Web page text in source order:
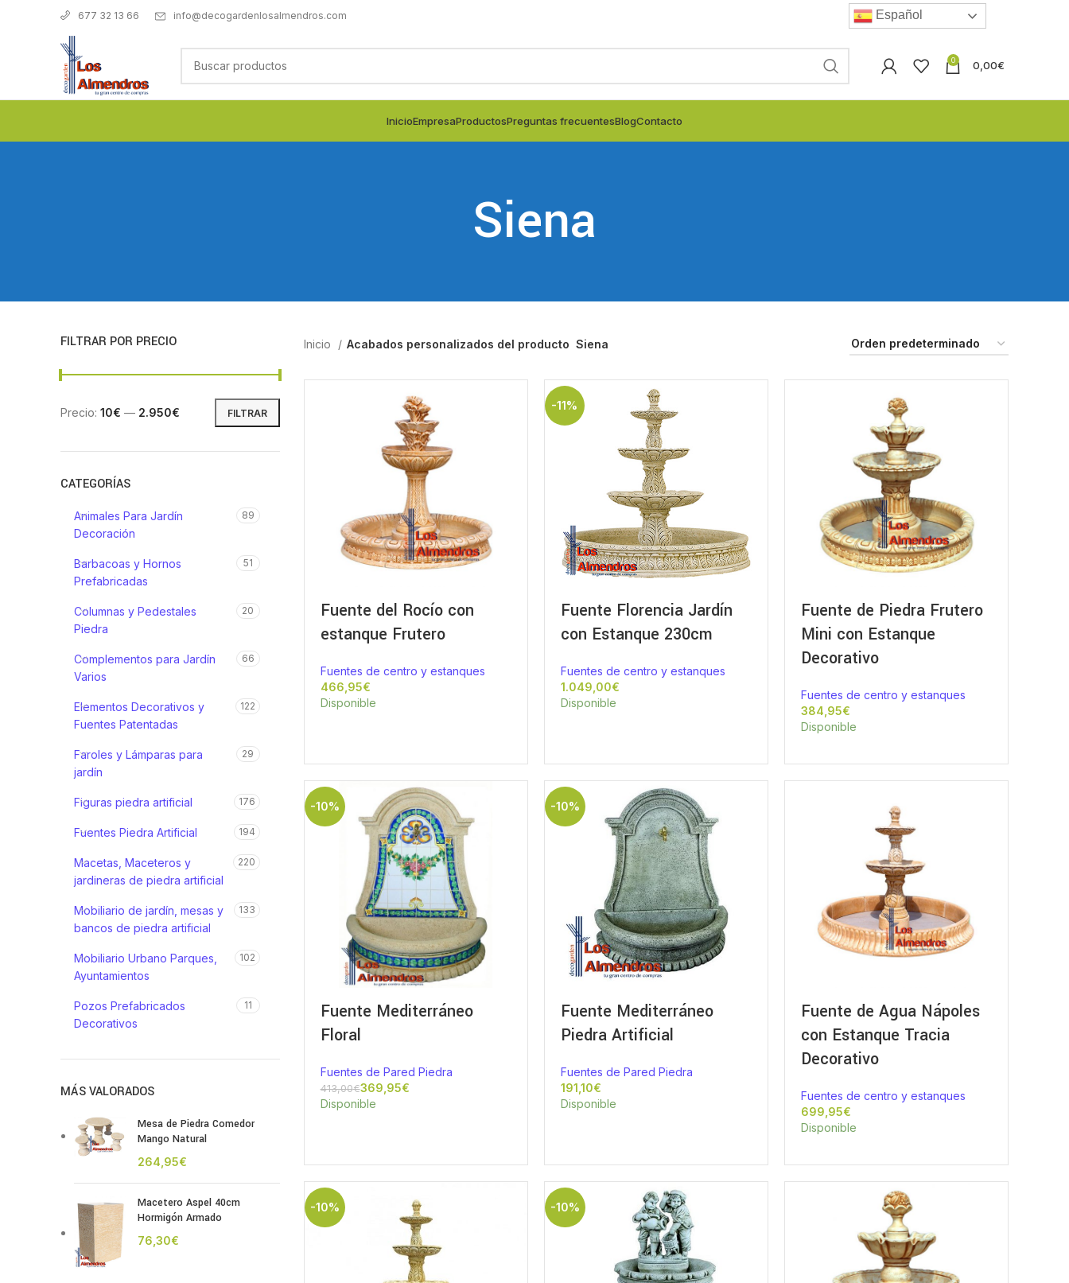
677 32 13 66 info@decogardenlosalmendros.com Español
0 0,00€
InicioEmpresaProductosPreguntas frecuentesBlogContacto
Siena
FILTRAR POR PRECIO
FILTRAR
Precio: 10€ — 2.950€
CATEGORÍAS
Animales Para Jardín
Decoración
89
Barbacoas y Hornos
Prefabricadas
51
Columnas y Pedestales
Piedra
20
Complementos para Jardín
Varios
66
Elementos Decorativos y
Fuentes Patentadas
122
Faroles y Lámparas para
jardín
29
Figuras piedra artificial 176
Fuentes Piedra Artificial 194
Macetas, Maceteros y
jardineras de piedra artificial
220
Mobiliario de jardín, mesas y
bancos de piedra artificial
133
Mobiliario Urbano Parques,
Ayuntamientos
102
Pozos Prefabricados
Decorativos
11
MÁS VALORADOS
Mesa de Piedra Comedor
Mango Natural
€
Macetero Aspel 40cm
Hormigón Armado
€
Inicio Acabados personalizados del producto Siena
Fuente del Rocío con
estanque Frutero
Fuentes de centro y estanques
€
Disponible
-11%
Fuente Florencia Jardín
con Estanque 230cm
Fuentes de centro y estanques
€
Disponible
Fuente de Piedra Frutero
Mini con Estanque
Decorativo
Fuentes de centro y estanques
€
Disponible
-10%
Fuente Mediterráneo
Floral
Fuentes de Pared Piedra
413,00€369,95€
Disponible
-10%
Fuente Mediterráneo
Piedra Artificial
Fuentes de Pared Piedra
€
Disponible
Fuente de Agua Nápoles
con Estanque Tracia
Decorativo
Fuentes de centro y estanques
€
Disponible
-10% -10%